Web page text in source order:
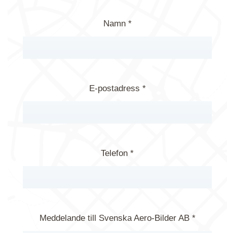
Namn *
E-postadress *
Telefon *
Meddelande till Svenska Aero-Bilder AB *